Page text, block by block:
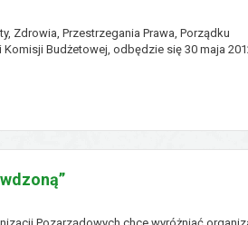
Zdrowia, Przestrzegania Prawa, Porządku
Budżetowej, odbędzie się 30 maja